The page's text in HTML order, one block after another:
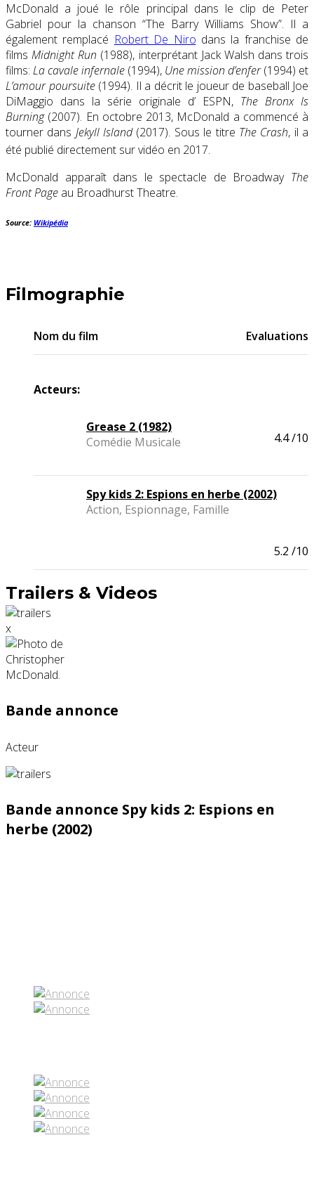
McDonald a joué le rôle principal dans le clip de Peter
Gabriel pour la chanson “The Barry Williams Show”. Il a
également remplacé Robert De Niro dans la franchise de
filmsMidnight Run (1988), interprétant Jack Walsh dans trois
films: La cavale infernale (1994), Une mission d’enfer(1994) et
L’amour poursuite(1994). Il a décrit le joueur de baseball Joe
DiMaggio dans la série originale d’ ESPN, The Bronx Is
Burning(2007). En octobre 2013, McDonald a commencé à
tourner dans Jekyll Island(2017). Sous le titre The Crash, il a
été publié directement sur vidéo en 2017.
McDonald apparaît dans le spectacle de Broadway The
Front Page au Broadhurst Theatre.
Source: Wikipédia
Filmographie
Nom du film Evaluations
Acteurs:
Grease 2 (1982)
Comédie Musicale
4.4/10
Spy kids 2: Espions en herbe (2002)
Action, Espionnage, Famille
5.2 /10
Trailers & Videos
x
Bande annonce
Acteur
Bande annonce Spy kids 2: Espions en
herbe (2002)